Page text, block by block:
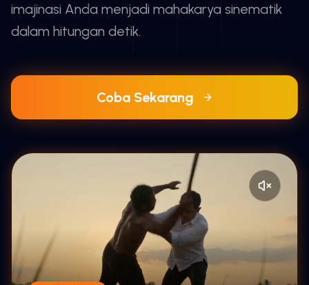
imajinasi Anda menjadi mahakarya sinematik
dalam hitungan detik.
Coba Sekarang